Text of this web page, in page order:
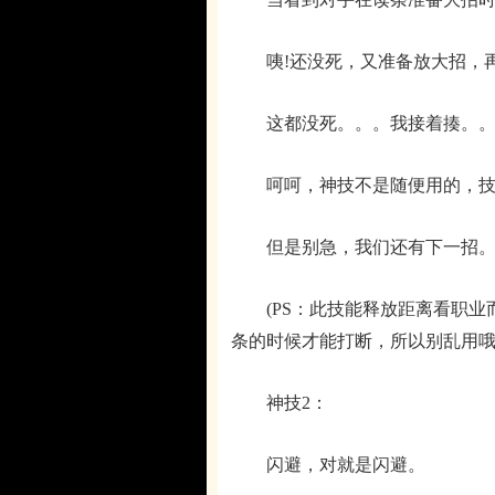
咦!还没死，又准备放大招，
这都没死。。。我接着揍。。
呵呵，神技不是随便用的，技
但是别急，我们还有下一招
(PS：此技能释放距离看职业
条的时候才能打断，所以别乱用
神技2：
闪避，对就是闪避。